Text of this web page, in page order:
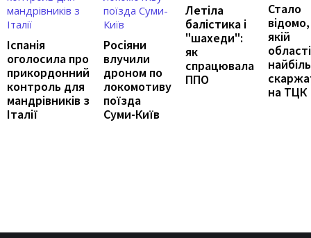
Іспанія
оголосила про
прикордонний
контроль для
мандрівників з
Італії
Росіяни
влучили
дроном по
локомотиву
поїзда
Суми-Київ
Летіла
балістика і
"шахеди":
як
спрацювала
ППО
Стало
якій
області
на ТЦК